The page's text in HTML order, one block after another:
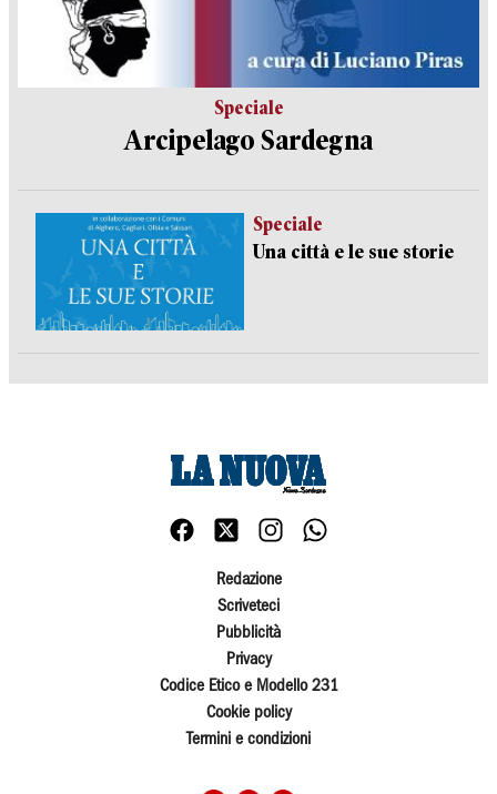
Speciale
Arcipelago Sardegna
Speciale
Una città e le sue storie
Redazione
Scriveteci
Pubblicità
Privacy
Codice Etico e Modello 231
Cookie policy
Termini e condizioni